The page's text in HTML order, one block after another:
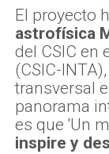
El proyecto
astrofísica
del CSIC en
(CSIC-
transversal
panorama
es que 'Un
inspire y